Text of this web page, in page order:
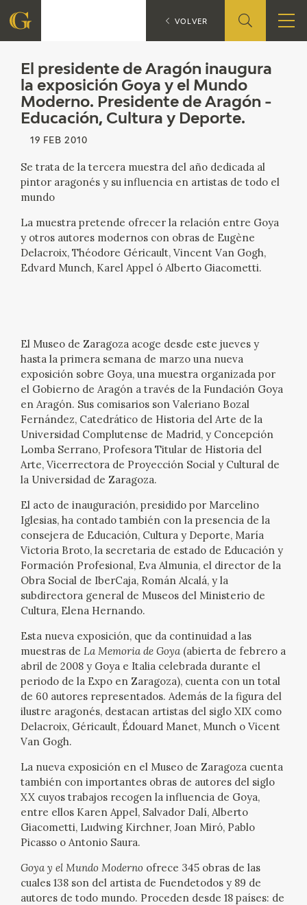
FUNDACIÓN
QUIENES SOMOS
ACCIÓN CORPORATIVA
SEDE
CONTACTO
PROGRAMACIÓN
ACTIVIDADES
ACTUALIDAD
SALA DE PRENSA
BLOG CUADERNO ITALIANO
BIOGRAFÍA
CRONOLOGÍA
EL VIAJE DE GOYA
CATÁLOGO
GOYA EN EL MUNDO
PREMIO ARAGÓN GOYA
EDICIONES
PUBLICACIONES
TIENDA ONLINE
El presidente de Aragón inaugura
la exposición Goya y el Mundo
Moderno. Presidente de Aragón -
Educación, Cultura y Deporte.
19 FEB 2010
Se trata de la tercera muestra del año dedicada al
pintor aragonés y su influencia en artistas de todo el
mundo
La muestra pretende ofrecer la relación entre Goya
y otros autores modernos con obras de Eugène
Delacroix, Théodore Géricault, Vincent Van Gogh,
Edvard Munch, Karel Appel ó Alberto Giacometti.
El Museo de Zaragoza acoge desde este jueves y
hasta la primera semana de marzo una nueva
exposición sobre Goya, una muestra organizada por
el Gobierno de Aragón a través de la Fundación Goya
en Aragón. Sus comisarios son Valeriano Bozal
Fernández, Catedrático de Historia del Arte de la
Universidad Complutense de Madrid, y Concepción
Lomba Serrano, Profesora Titular de Historia del
Arte, Vicerrectora de Proyección Social y Cultural de
la Universidad de Zaragoza.
El acto de inauguración, presidido por Marcelino
Iglesias, ha contado también con la presencia de la
consejera de Educación, Cultura y Deporte, María
Victoria Broto, la secretaria de estado de Educación y
Formación Profesional, Eva Almunia, el director de la
Obra Social de IberCaja, Román Alcalá, y la
subdirectora general de Museos del Ministerio de
Cultura, Elena Hernando.
Esta nueva exposición, que da continuidad a las
muestras de La Memoria de Goya (abierta de febrero a
abril de 2008 y Goya e Italia celebrada durante el
periodo de la Expo en Zaragoza), cuenta con un total
de 60 autores representados. Además de la figura del
ilustre aragonés, destacan artistas del siglo XIX como
Delacroix, Géricault, Édouard Manet, Munch o Vicent
Van Gogh.
La nueva exposición en el Museo de Zaragoza cuenta
también con importantes obras de autores del siglo
XX cuyos trabajos recogen la influencia de Goya,
entre ellos Karen Appel, Salvador Dalí, Alberto
Giacometti, Ludwing Kirchner, Joan Miró, Pablo
Picasso o Antonio Saura.
Goya y el Mundo Moderno ofrece 345 obras de las
cuales 138 son del artista de Fuendetodos y 89 de
autores de todo mundo. Proceden desde 18 países: de
El presidente de Aragón
VOLVER